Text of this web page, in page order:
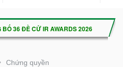
Chứng quyền